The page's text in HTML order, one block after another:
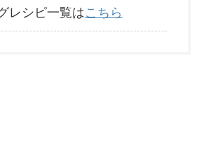
レシピ一覧はこちら